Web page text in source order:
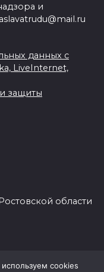
и
данных с
LiveInternet,
защиты
области
cookies